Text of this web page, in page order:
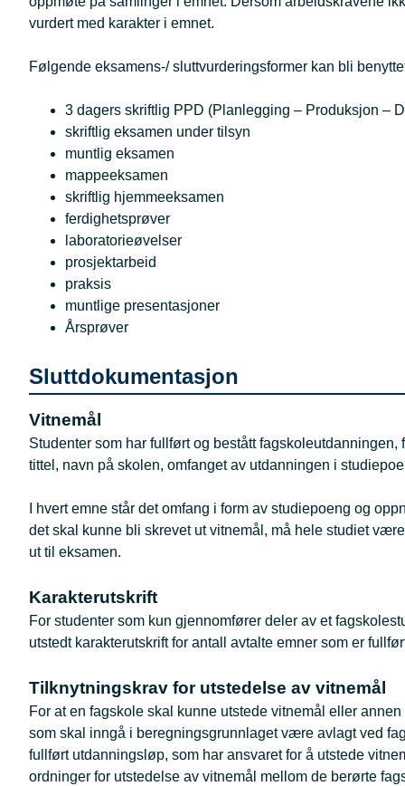
vurdert med karakter i emnet.
Følgende eksamens-/ sluttvurderingsformer kan bli
3 dagers skriftlig PPD (Planlegging – Produksjon –
skriftlig eksamen under tilsyn
muntlig eksamen
mappeeksamen
skriftlig hjemmeeksamen
ferdighetsprøver
laboratorieøvelser
prosjektarbeid
praksis
muntlige presentasjoner
Årsprøver
Sluttdokumentasjon
Vitnemål
Studenter som har fullført og bestått
tittel, navn på skolen, omfanget av utdanningen i
I hvert emne står det omfang i form av studiepoeng og
det skal kunne bli skrevet ut vitnemål, må hele studiet
ut til eksamen.
Karakterutskrift
For studenter som kun gjennomfører deler av et
utstedt karakterutskrift for antall avtalte emner som er
Tilknytningskrav for utstedelse av vitnemål
For at en fagskole skal kunne utstede vitnemål eller
som skal inngå i beregningsgrunnlaget være avlagt ved
fullført utdanningsløp, som har ansvaret for å utstede
ordninger for utstedelse av vitnemål mellom de berørte